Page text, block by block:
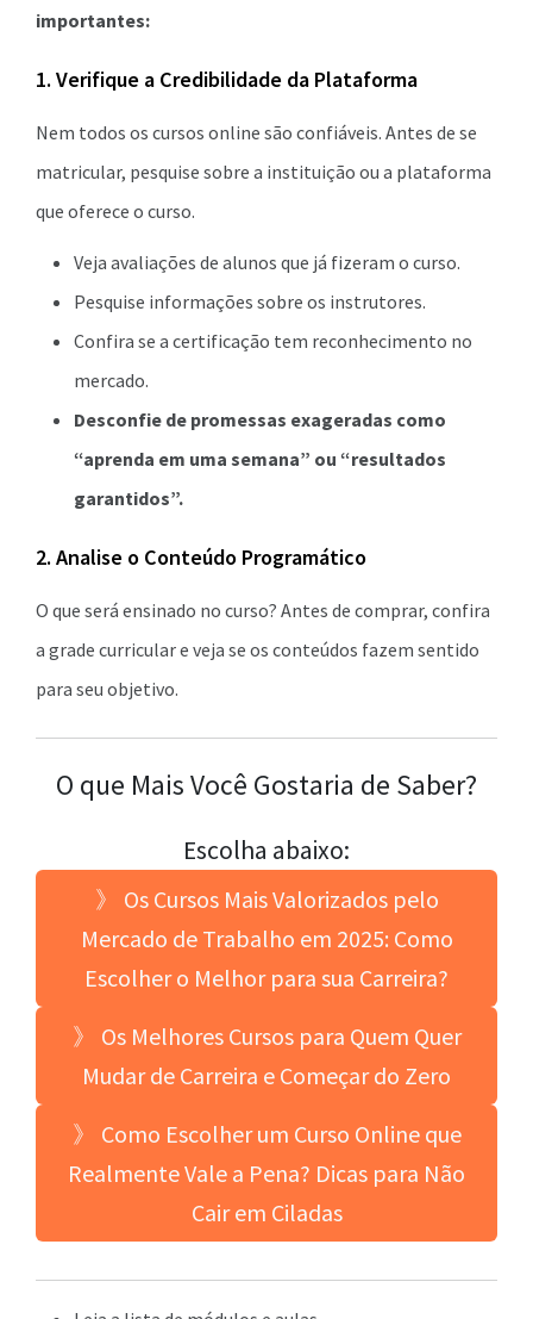
importantes:
1. Verifique a Credibilidade da Plataforma
Nem todos os cursos online são confiáveis. Antes de se
matricular, pesquise sobre a instituição ou a plataforma
que oferece o curso.
Veja avaliações de alunos que já fizeram o curso.
Pesquise informações sobre os instrutores.
Confira se a certificação tem reconhecimento no
mercado.
Desconfie de promessas exageradas como
“aprenda em uma semana” ou “resultados
garantidos”.
2. Analise o Conteúdo Programático
O que será ensinado no curso? Antes de comprar, confira
a grade curricular e veja se os conteúdos fazem sentido
para seu objetivo.
O que Mais Você Gostaria de Saber?
Escolha abaixo:
》 Os Cursos Mais Valorizados pelo
Mercado de Trabalho em 2025: Como
Escolher o Melhor para sua Carreira?
》 Os Melhores Cursos para Quem Quer
Mudar de Carreira e Começar do Zero
》 Como Escolher um Curso Online que
Realmente Vale a Pena? Dicas para Não
Cair em Ciladas